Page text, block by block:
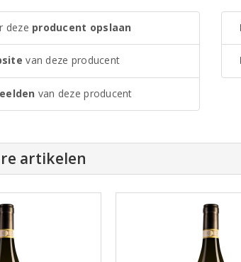
deze producent opslaan
van deze producent
van deze producent
artikelen